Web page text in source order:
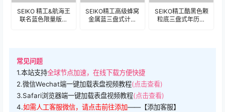
SEIKO 精工&航海王
联名蓝色限量版三
SEIKO精工高级蜂窝
金属蓝三盘式计时
SEIKO精工酷黑色颗
粒底三盘式年历数
常见问题
1.本站支持全球节点加速，在线下载方便快捷
2.微信Wechat端一键加载表盘视频教程(点击查看)
3.Safari浏览器端一键加载表盘视频教程(点击查看)
4.如需人工客服微信，请点击前往添加——【添加客服】